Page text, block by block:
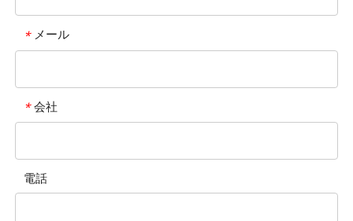
* メール
* 会社
電話